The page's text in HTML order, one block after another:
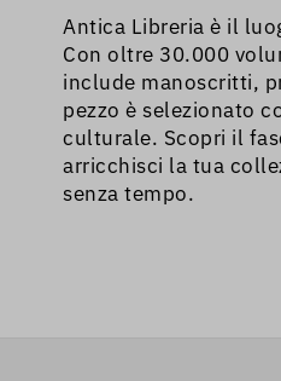
Antica Libreria è il
Con oltre 30.000
include manoscritti,
pezzo è selezionato
culturale. Scopri il
arricchisci la tua
senza tempo.